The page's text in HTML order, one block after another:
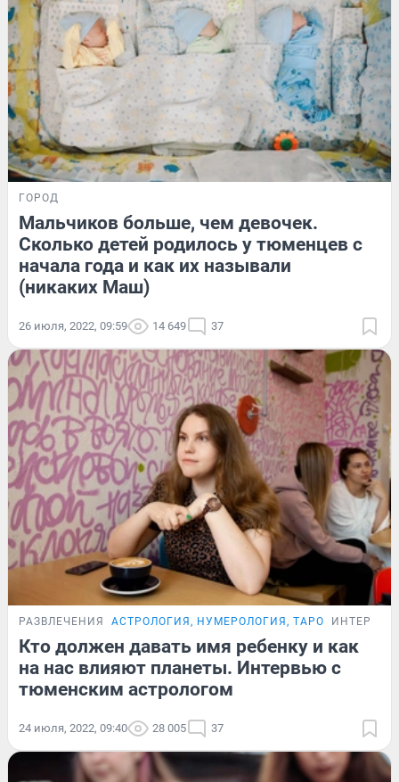
ГОРОД
Мальчиков больше, чем девочек.
Сколько детей родилось у тюменцев с
начала года и как их называли
(никаких Маш)
26 июля, 2022, 09:59 14 649 37
РАЗВЛЕЧЕНИЯ АСТРОЛОГИЯ, НУМЕРОЛОГИЯ, ТАРО ИНТЕРВЬЮ
Кто должен давать имя ребенку и как
на нас влияют планеты. Интервью с
тюменским астрологом
24 июля, 2022, 09:40 28 005 37